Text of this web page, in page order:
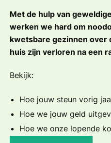
Met de hulp van
werken we hard om
kwetsbare gezinnen over
huis zijn verloren na een
Bekijk:
Hoe jouw steun vorig
Hoe we jouw geld
Hoe we onze lopende